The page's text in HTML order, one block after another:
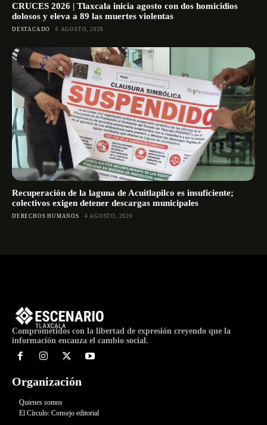
CRUCES 2026 | Tlaxcala inicia agosto con dos homicidios
dolosos y eleva a 89 las muertes violentas
DESTACADO 6 AGOSTO, 2026
Recuperación de la laguna de Acuitlapilco es insuficiente;
colectivos exigen detener descargas municipales
DERECHOS HUMANOS 4 AGOSTO, 2026
Comprometidos con la libertad de expresión creyendo que la
información encauza el cambio social.
Organización
Quienes somos
El Círculo: Consejo editorial